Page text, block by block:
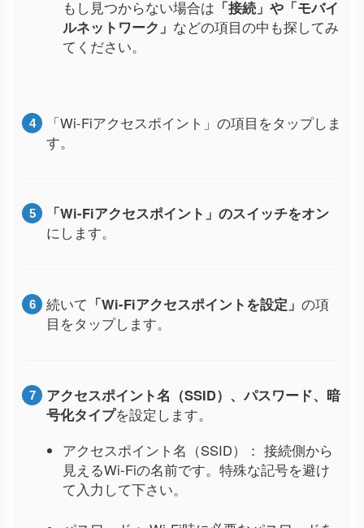
もし見つからない場合は 「接続」や「モバイ
ルネットワーク」 などの項目の中も探してみ
てください。
「Wi-Fiアクセスポイント」の項目をタップしま
す。
「Wi-Fiアクセスポイント」のスイッチをオン
にします。
続いて 「Wi-Fiアクセスポイントを設定」 の項
目をタップします。
アクセスポイント名（SSID）、パスワード、暗
号化タイプを設定します。
アクセスポイント名（SSID）： 接続側から
見えるWi-Fiの名前です。特殊な記号を避け
て入力して下さい。